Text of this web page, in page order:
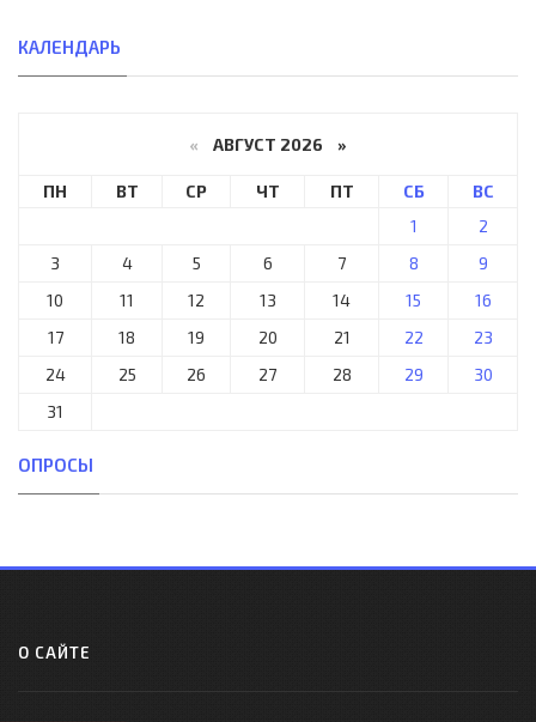
КАЛЕНДАРЬ
« АВГУСТ 2026 »
ПН ВТ СР ЧТ ПТ СБ
ВС
1
2
3
4 5 6 7 8
9
10
11 12 13 14 15
16
17
18 19 20 21 22
23
24
25 26 27 28 29
30
31
ОПРОСЫ
О САЙТЕ